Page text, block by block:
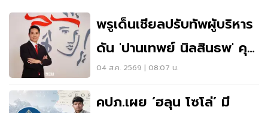
พรูเด็นเชียลปรับทัพผู้บริหาร
ดัน 'ปานเทพย์ นิลสินธพ' คุม
ลูกค้า-การตลาด
04 ส.ค. 2569 | 08:07 น.
คปภ.เผย ‘ฮลุน โซโล่’ มี